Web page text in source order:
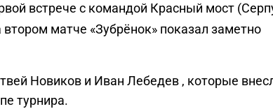
встрече с командой Красный мост
матче «Зубрёнок» показал заметно
Новиков и Иван Лебедев , которые
турнира.